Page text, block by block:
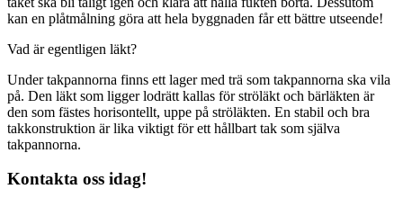
kan en plåtmålning göra att hela byggnaden får ett bättre utseende!
Vad är egentligen läkt?
Under takpannorna finns ett lager med trä som takpannorna ska vila
på. Den läkt som ligger lodrätt kallas för ströläkt och bärläkten är
den som fästes horisontellt, uppe på ströläkten. En stabil och bra
takkonstruktion är lika viktigt för ett hållbart tak som själva
takpannorna.
Kontakta oss idag!